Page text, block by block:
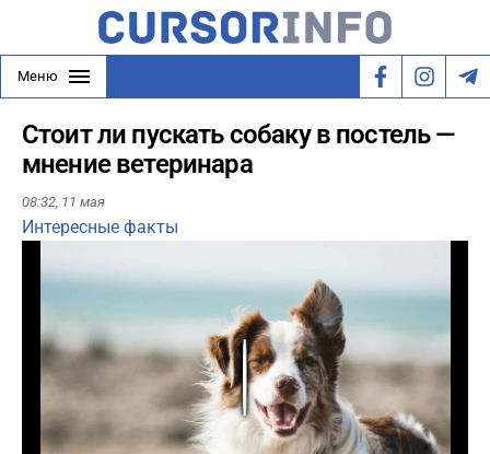
Меню
Стоит ли пускать собаку в постель —
мнение ветеринара
08:32, 11 мая
Интересные факты
Play